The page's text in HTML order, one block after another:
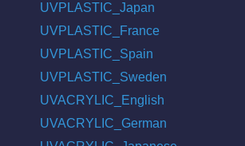
UVPLASTIC_Japan
UVPLASTIC_France
UVPLASTIC_Spain
UVPLASTIC_Sweden
UVACRYLIC_English
UVACRYLIC_German